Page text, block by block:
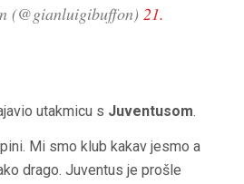
(@gianluigibuffon) 21.
utakmicu s Juventusom.
Mi smo klub kakav jesmo a
drago. Juventus je prošle